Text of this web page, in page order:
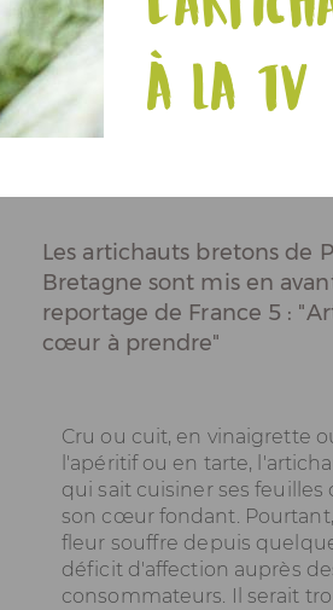
Espace Pros & Presse
à la TV
Les artichauts bretons de
Bretagne sont mis en
reportage de France 5 :
cœur à prendre"
Cru ou cuit, en vinaigrette
l'apéritif ou en tarte,
qui sait cuisiner ses feuilles
son cœur fondant.
fleur souffre depuis
déficit d'affection auprès
consommateurs. Il serait